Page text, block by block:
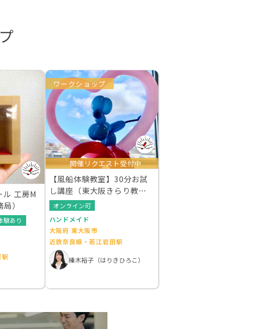
ル 工房M
）
験あり
駅
ワークショップ
開催リクエスト受付中
【風船体験教室】30分お試
し講座（東大阪きらり教
室）
オンライン可
ハンドメイド
大阪府 東大阪市
近鉄奈良線・若江岩田駅
榛木裕子（はりきひろこ）